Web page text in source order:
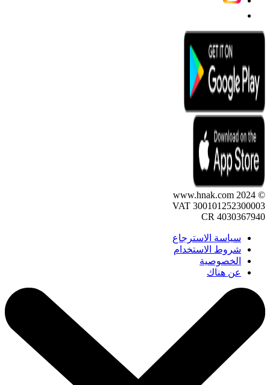
© 2024 www.hnak.com
VAT 300101252300003
CR 4030367940
سياسة الاسترجاع
شروط الاستخدام
الخصوصية
عن هناك